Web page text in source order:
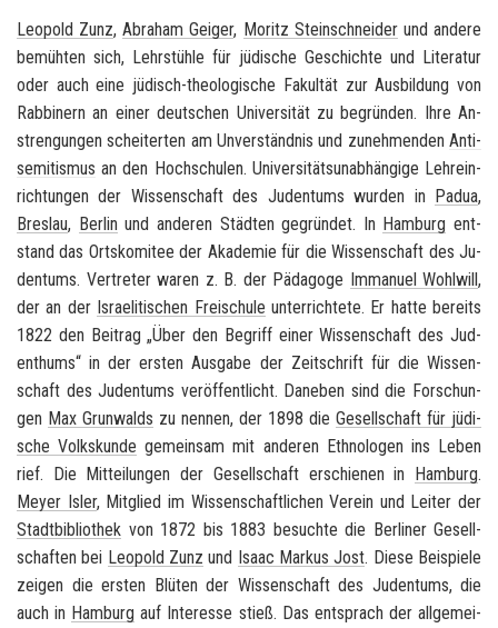
Leo­pold Zunz,Abra­ham Gei­ger, Mo­ritz Stein­schnei­derund an­de­re
be­müh­ten sich, Lehr­stüh­le für jü­di­sche Ge­schich­te und Li­te­ra­tur
oder auch eine jüdisch-​theologische Fa­kul­tät zur Aus­bil­dung von
Rab­bi­nern an einer deut­schen Uni­ver­si­tät zu be­grün­den. Ihre An­
stren­gun­gen schei­ter­ten am Un­ver­ständ­nis und zu­neh­men­den An­ti­
se­mi­tis­mus an den Hoch­schu­len. Uni­ver­si­täts­un­ab­hän­gi­ge Leh­r­ein­
rich­tun­gen der Wis­sen­schaft des Ju­den­tums wur­den in Padua,
Bres­lau, Ber­lin und an­de­ren Städ­ten ge­grün­det. In Ham­burg ent­
stand das Orts­ko­mi­tee der Aka­de­mie für die Wis­sen­schaft des Ju­
den­tums. Ver­tre­ter waren z. B. der Päd­ago­ge Im­ma­nu­el Wohl­will,
der an der Is­rae­li­ti­schen Frei­schu­le un­ter­rich­te­te. Er hatte be­reits
1822 den Bei­trag „Über den Be­griff einer Wis­sen­schaft des Ju­d­
enth­ums“ in der ers­ten Aus­ga­be der Zeit­schrift für die Wis­sen­
schaft des Ju­den­tums ver­öf­fent­licht. Da­ne­ben sind die For­schun­
gen Max Grun­walds zu nen­nen, der 1898 die Ge­sell­schaft für jü­di­
sche Volks­kun­de ge­mein­sam mit an­de­ren Eth­no­lo­gen ins Leben
rief. Die Mit­tei­lun­gen der Ge­sell­schaft er­schie­nen in Ham­burg.
Meyer Isler, Mit­glied im Wis­sen­schaft­li­chen Ver­ein und Lei­ter der
Stadt­bi­blio­thek von 1872 bis 1883 be­such­te die Ber­li­ner Ge­sell­
schaf­ten bei Leo­pold Zunz und Isaac Mar­kus Jost. Diese Bei­spie­le
zei­gen die ers­ten Blü­ten der Wis­sen­schaft des Ju­den­tums, die
auch in Ham­burg auf In­ter­es­se stieß. Das ent­sprach der all­ge­mei­